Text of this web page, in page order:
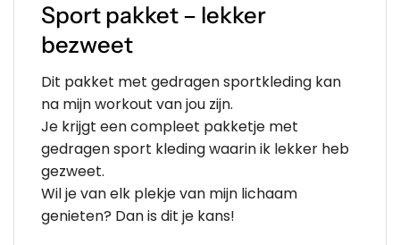
Sport pakket – lekker
bezweet
Dit pakket met gedragen sportkleding kan
na mijn workout van jou zijn.
Je krijgt een compleet pakketje met
gedragen sport kleding waarin ik lekker heb
gezweet.
Wil je van elk plekje van mijn lichaam
genieten? Dan is dit je kans!